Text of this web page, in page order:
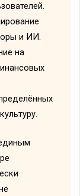
и ИИ.
на